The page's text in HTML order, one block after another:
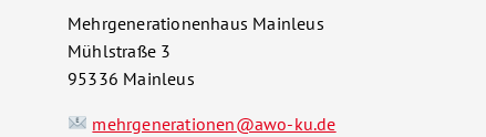
Mehrgenerationenhaus Mainleus
Mühlstraße 3
95336 Mainleus
mehrgenerationen@awo-ku.de